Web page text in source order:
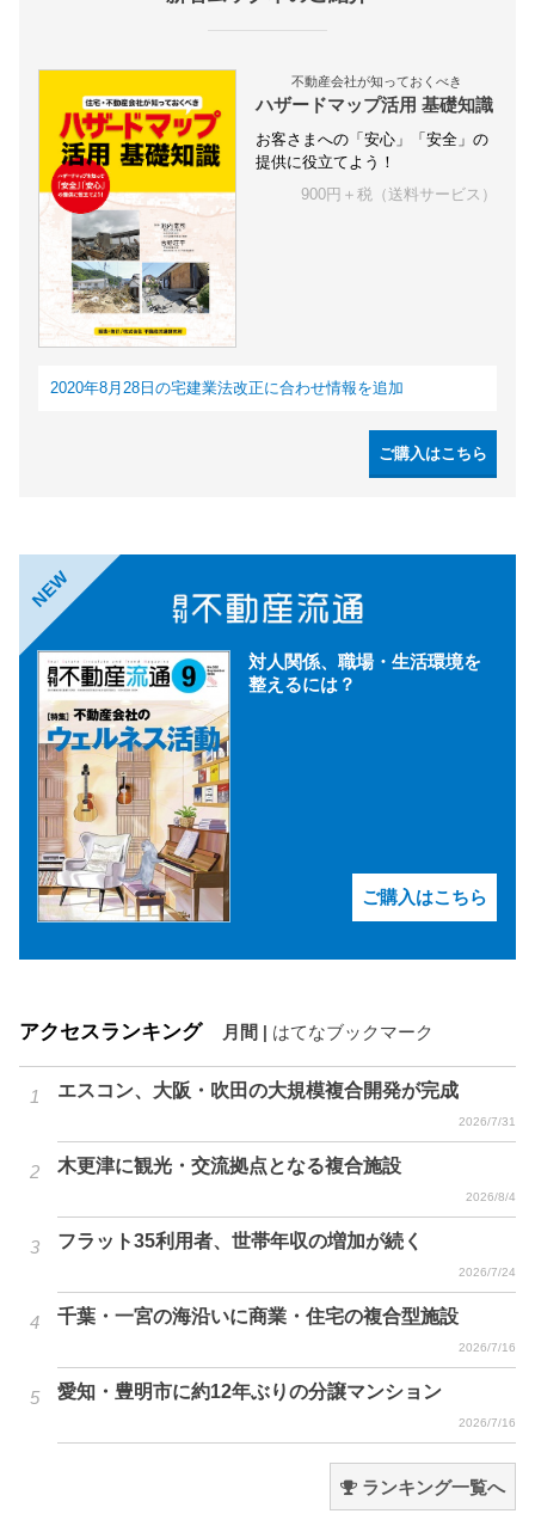
不動産会社が知っておくべき
ハザードマップ活用 基礎知識
お客さまへの「安心」「安全」の
提供に役立てよう！
900円＋税（送料サービス）
2020年8月28日の宅建業法改正に合わせ情報を追加
ご購入はこちら
NEW
対人関係、職場・生活環境を
整えるには？
ご購入はこちら
アクセスランキング 月間 はてなブックマーク
エスコン、大阪・吹田の大規模複合開発が完成
2026/7/31
木更津に観光・交流拠点となる複合施設
2026/8/4
フラット35利用者、世帯年収の増加が続く
2026/7/24
千葉・一宮の海沿いに商業・住宅の複合型施設
2026/7/16
愛知・豊明市に約12年ぶりの分譲マンション
2026/7/16
ランキング一覧へ